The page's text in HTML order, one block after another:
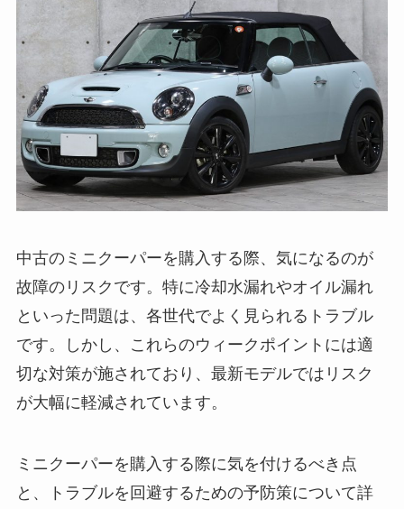
中古のミニクーパーを購入する際、気になるのが
故障のリスクです。特に冷却水漏れやオイル漏れ
といった問題は、各世代でよく見られるトラブル
です。しかし、これらのウィークポイントには適
切な対策が施されており、最新モデルではリスク
が大幅に軽減されています。
ミニクーパーを購入する際に気を付けるべき点
と、トラブルを回避するための予防策について詳